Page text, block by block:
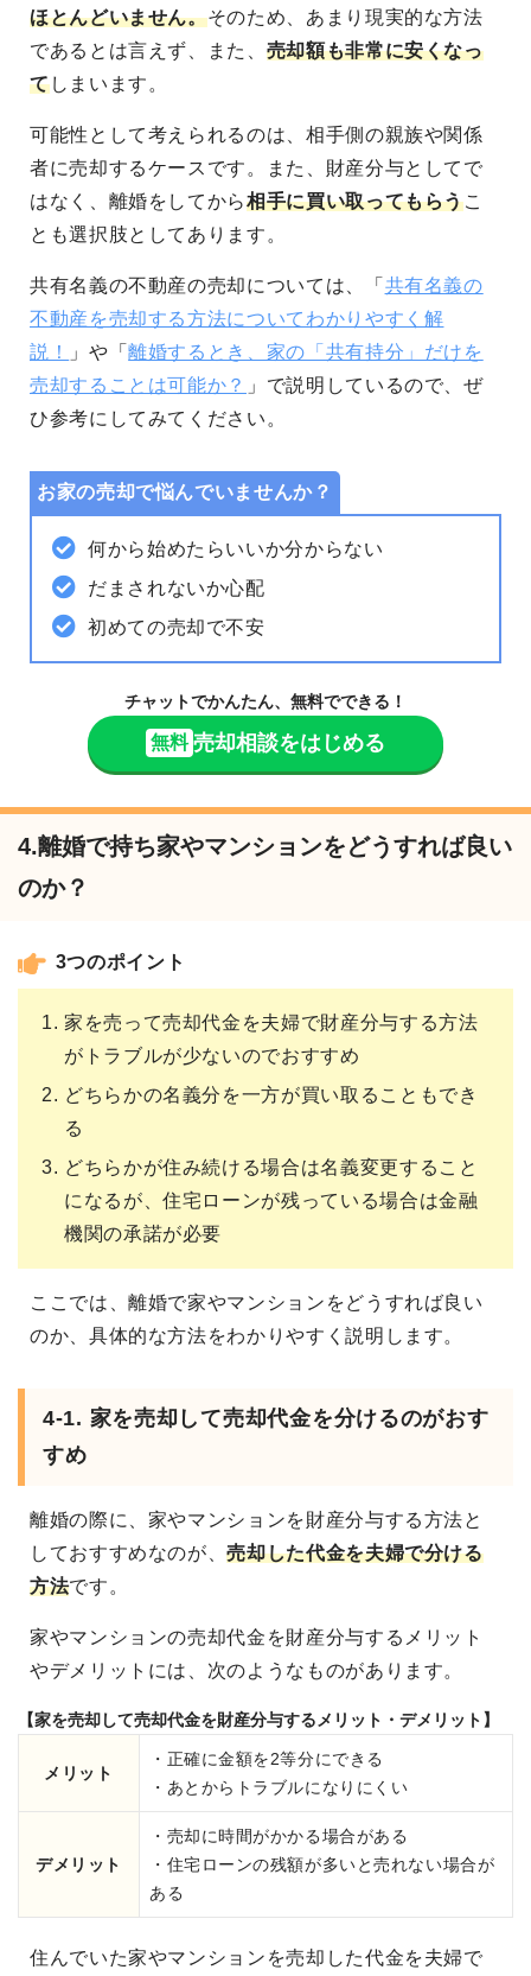
ほとんどいません。そのため、あまり現実的な方法
であるとは言えず、また、 売却額も非常に安くなっ
てしまいます。
可能性として考えられるのは、相手側の親族や関係
者に売却するケースです。また、財産分与としてで
はなく、離婚をしてから相手に買い取ってもらうこ
とも選択肢としてあります。
共有名義の不動産の売却については、「 共有名義の
不動産を売却する方法についてわかりやすく解
説！
」や「離婚するとき、家の「共有持分」だけを
売却することは可能か？ 」で説明しているので、ぜ
ひ参考にしてみてください。
お家の売却で悩んでいませんか？
何から始めたらいいか分からない
だまされないか心配
初めての売却で不安
チャットでかんたん、無料でできる！
無料 売却相談をはじめる
4.離婚で持ち家やマンションをどうすれば良い
のか？
3つのポイント
家を売って売却代金を夫婦で財産分与する方法
がトラブルが少ないのでおすすめ
どちらかの名義分を一方が買い取ることもでき
る
どちらかが住み続ける場合は名義変更すること
になるが、住宅ローンが残っている場合は金融
機関の承諾が必要
ここでは、離婚で家やマンションをどうすれば良い
のか、具体的な方法をわかりやすく説明します。
4-1. 家を売却して売却代金を分けるのがおす
すめ
離婚の際に、家やマンションを財産分与する方法と
しておすすめなのが、売却した代金を夫婦で分ける
方法です。
家やマンションの売却代金を財産分与するメリット
やデメリットには、次のようなものがあります。
【家を売却して売却代金を財産分与するメリット・デメリット】
メリット
・正確に金額を2等分にできる
・あとからトラブルになりにくい
デメリット
・売却に時間がかかる場合がある
・住宅ローンの残額が多いと売れない場合が
ある
住んでいた家やマンションを売却した代金を夫婦で